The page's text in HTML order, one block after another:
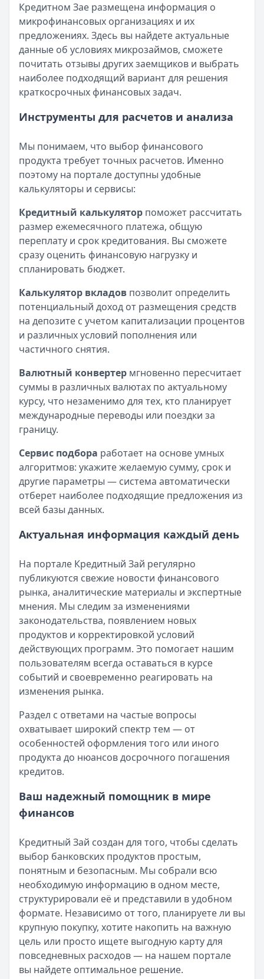
Кредитном Зае размещена информация о
микрофинансовых организациях и их
предложениях. Здесь вы найдете актуальные
данные об условиях микрозаймов, сможете
почитать отзывы других заемщиков и выбрать
наиболее подходящий вариант для решения
краткосрочных финансовых задач.
Инструменты для расчетов и анализа
Мы понимаем, что выбор финансового
продукта требует точных расчетов. Именно
поэтому на портале доступны удобные
калькуляторы и сервисы:
Кредитный калькулятор поможет рассчитать
размер ежемесячного платежа, общую
переплату и срок кредитования. Вы сможете
сразу оценить финансовую нагрузку и
спланировать бюджет.
Калькулятор вкладов позволит определить
потенциальный доход от размещения средств
на депозите с учетом капитализации процентов
и различных условий пополнения или
частичного снятия.
Валютный конвертер мгновенно пересчитает
суммы в различных валютах по актуальному
курсу, что незаменимо для тех, кто планирует
международные переводы или поездки за
границу.
Сервис подбора работает на основе умных
алгоритмов: укажите желаемую сумму, срок и
другие параметры — система автоматически
отберет наиболее подходящие предложения из
всей базы данных.
Актуальная информация каждый день
На портале Кредитный Зай регулярно
публикуются свежие новости финансового
рынка, аналитические материалы и экспертные
мнения. Мы следим за изменениями
законодательства, появлением новых
продуктов и корректировкой условий
действующих программ. Это помогает нашим
пользователям всегда оставаться в курсе
событий и своевременно реагировать на
изменения рынка.
Раздел с ответами на частые вопросы
охватывает широкий спектр тем — от
особенностей оформления того или иного
продукта до нюансов досрочного погашения
кредитов.
Ваш надежный помощник в мире
финансов
Кредитный Зай создан для того, чтобы сделать
выбор банковских продуктов простым,
понятным и безопасным. Мы собрали всю
необходимую информацию в одном месте,
структурировали её и представили в удобном
формате. Независимо от того, планируете ли вы
крупную покупку, хотите накопить на важную
цель или просто ищете выгодную карту для
повседневных расходов — на нашем портале
вы найдете оптимальное решение.